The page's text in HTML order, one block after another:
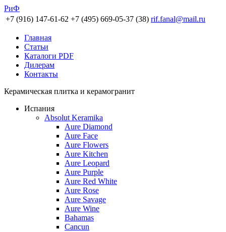
РиФ
+7 (916) 147-61-62 +7 (495) 669-05-37 (38) rif.fanal@mail.ru
Главная
Статьи
Каталоги PDF
Дилерам
Контакты
Керамическая плитка и керамогранит
Испания
Absolut Keramika
Aure Diamond
Aure Face
Aure Flowers
Aure Kitchen
Aure Leopard
Aure Purple
Aure Red White
Aure Rose
Aure Savage
Aure Wine
Bahamas
Cancun